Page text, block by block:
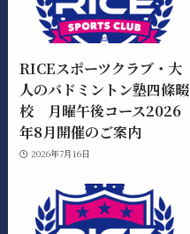
RICEスポーツクラブ・大
人のバドミントン塾四條畷
校 月曜午後コース2026
年8月開催のご案内
2026年7月16日